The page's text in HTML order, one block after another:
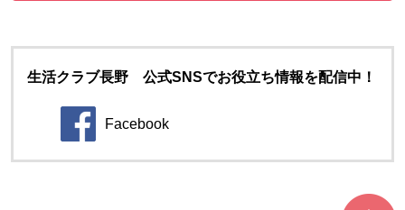
生活クラブ長野 公式SNSでお役立ち情報を配信中！
Facebook
別のウィンドウで開きます。